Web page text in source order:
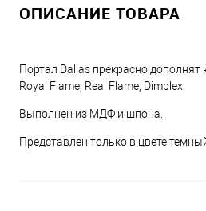
ОПИСАНИЕ ТОВАРА
Портал Dallas прекрасно дополнят
Royal Flame, Real Flame, Dimplex.
Выполнен из МДФ и шпона.
Представлен только в цвете